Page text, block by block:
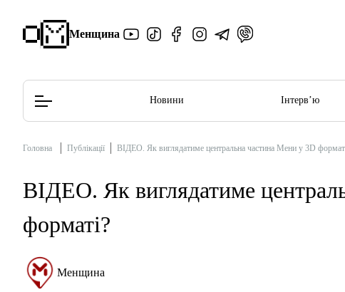
Менщина
Редакційна політика
Новини Інтерв’ю
Головна Публікації ВІДЕО. Як виглядатиме центральна частина Мени у 3D
ВІДЕО. Як виглядатиме
форматі?
Менщина